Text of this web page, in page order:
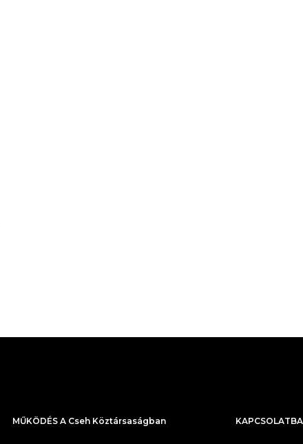
MŰKÖDÉS A Cseh Köztársaságban